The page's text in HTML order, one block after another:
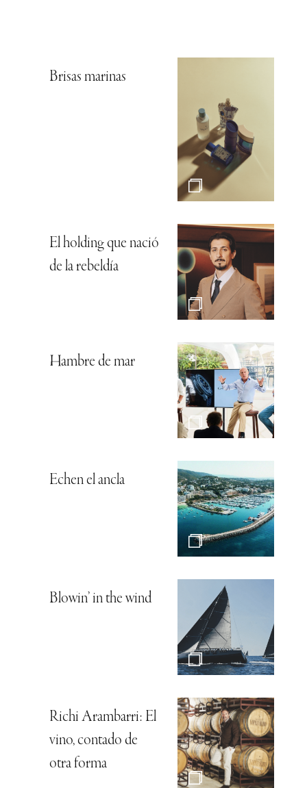
Brisas marinas
El holding que nació
de la rebeldía
Hambre de mar
Echen el ancla
Blowin’ in the wind
Richi Arambarri: El
vino, contado de
otra forma